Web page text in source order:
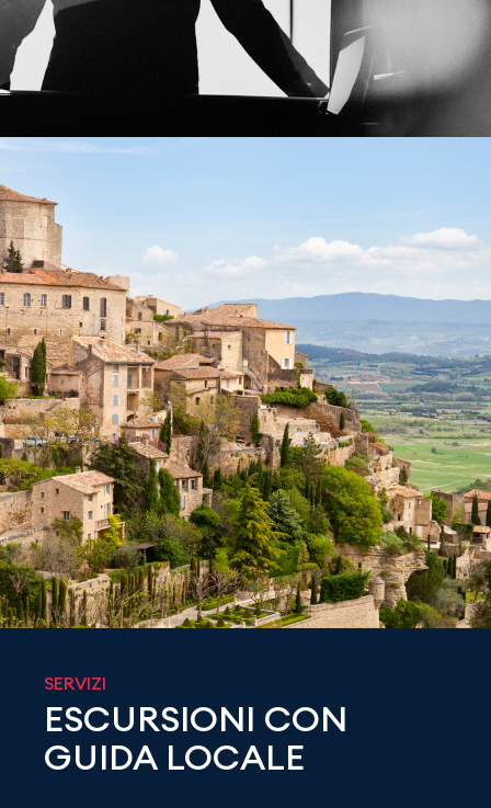
SERVIZI
ESCURSIONI CON
GUIDA LOCALE